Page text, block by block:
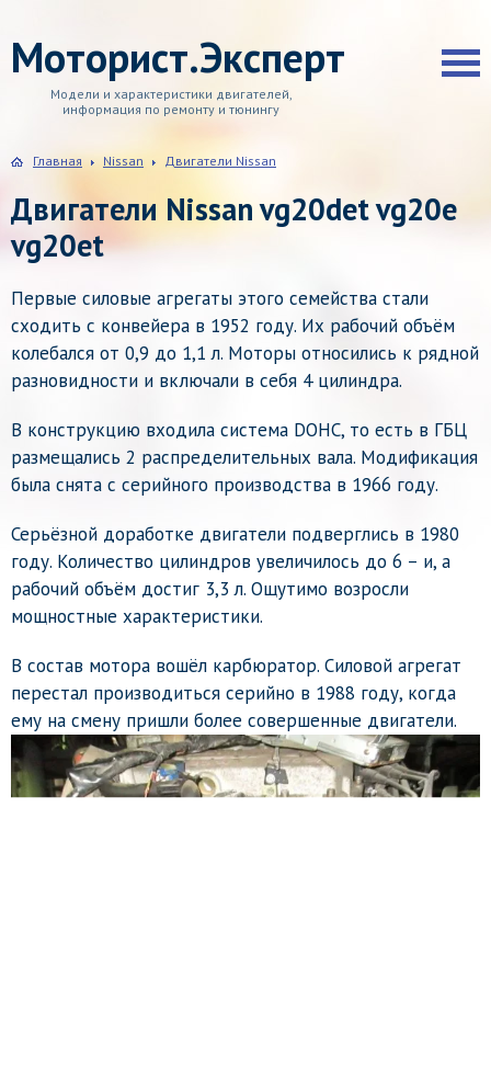
Моторист.Эксперт
Модели и характеристики двигателей,
информация по ремонту и тюнингу
Главная Nissan Двигатели Nissan
Двигатели Nissan vg20det vg20e
vg20et
Первые силовые агрегаты этого семейства стали
сходить с конвейера в 1952 году. Их рабочий объём
колебался от 0,9 до 1,1 л. Моторы относились к рядной
разновидности и включали в себя 4 цилиндра.
В конструкцию входила система DOHC, то есть в ГБЦ
размещались 2 распределительных вала. Модификация
была снята с серийного производства в 1966 году.
Серьёзной доработке двигатели подверглись в 1980
году. Количество цилиндров увеличилось до 6 – и, а
рабочий объём достиг 3,3 л. Ощутимо возросли
мощностные характеристики.
В состав мотора вошёл карбюратор. Силовой агрегат
перестал производиться серийно в 1988 году, когда
ему на смену пришли более совершенные двигатели.